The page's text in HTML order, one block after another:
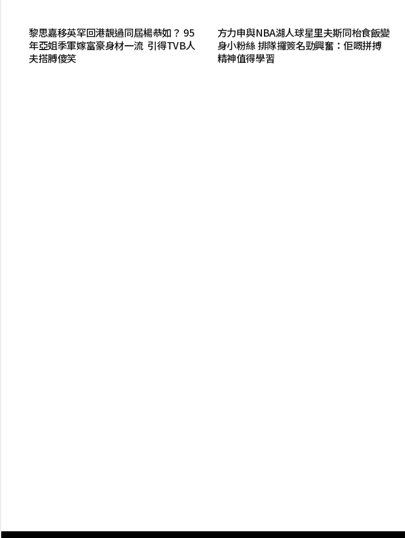
黎思嘉移英罕回港靚過同屆楊恭如？ 95
年亞姐季軍嫁富豪身材一流 引得TVB人
夫搭膊傻笑
方力申與NBA湖人球星里夫斯同枱食飯變
身小粉絲 排隊攞簽名勁興奮：佢嘅拼搏
精神值得學習